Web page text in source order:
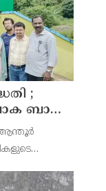
;
ബാങ്ക്
ആന്തൂർ
സംസ്കരണ